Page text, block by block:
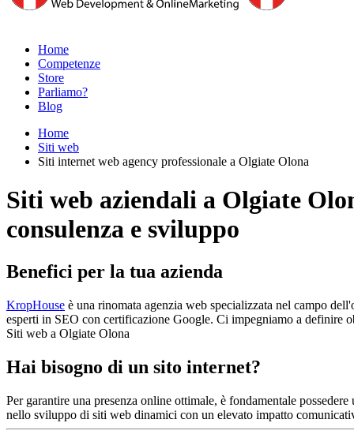
Home
Competenze
Store
Parliamo?
Blog
Home
Siti web
Siti internet web agency professionale a Olgiate Olona
Siti web aziendali a Olgiate
consulenza e sviluppo
Benefici per la tua azienda
KropHouse è una rinomata agenzia web specializzata nel campo
esperti in SEO con certificazione Google. Ci impegniamo a definire
Siti web a Olgiate Olona
Hai bisogno di un sito internet?
Per garantire una presenza online ottimale, è fondamentale
nello sviluppo di siti web dinamici con un elevato impatto